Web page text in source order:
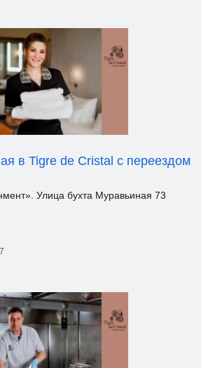
в Tigre de Cristal с переездом
Улица бухта Муравьиная 73